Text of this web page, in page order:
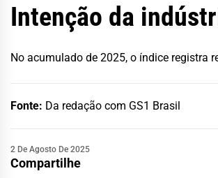
Intenção da
No acumulado de 2025, o índice registra
Fonte: Da redação com GS1 Brasil
2 De Agosto De 2025
Compartilhe